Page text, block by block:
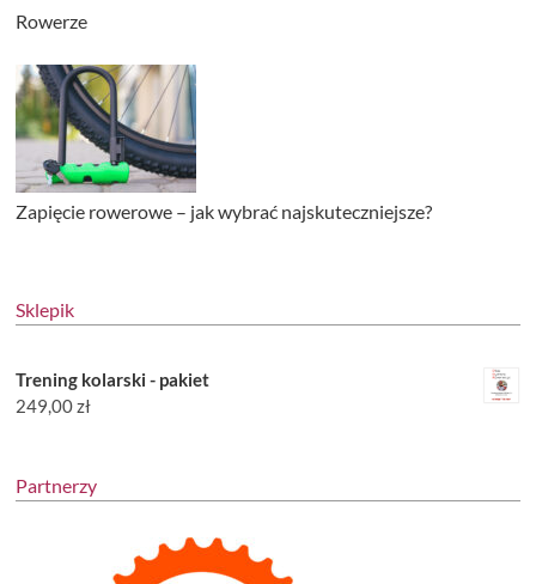
Rowerze
Zapięcie rowerowe – jak wybrać najskuteczniejsze?
Sklepik
Trening kolarski - pakiet
249,00zł
Partnerzy